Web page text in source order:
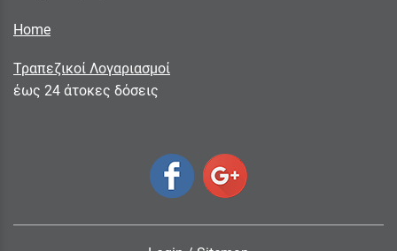
Home
Τραπεζικοί Λογαριασμοί
έως 24 άτοκες δόσεις